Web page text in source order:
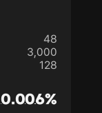
48
3,000
128
0.006%